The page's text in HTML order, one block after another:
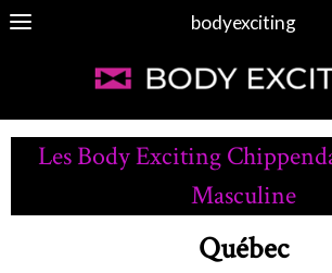
bodyexciting
Les Body Exciting
Masculine
Québec